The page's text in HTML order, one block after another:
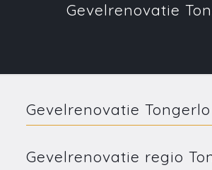
Gevelrenovatie
Gevelrenovatie Tongerlo
Gevelrenovatie regio